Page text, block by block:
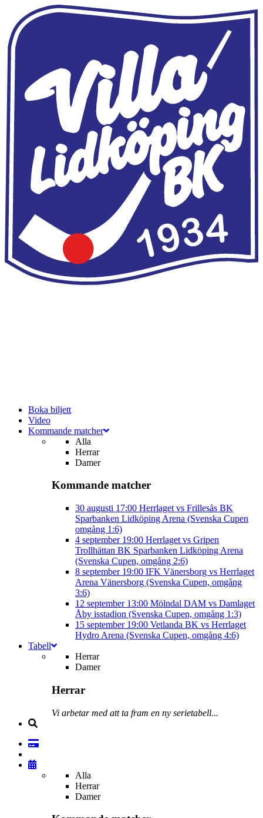
Boka biljett
Video
Kommande matcher
Alla
Herrar
Damer
Kommande matcher
30 augusti 17:00 Herrlaget vs Frillesås BK
Sparbanken Lidköping Arena (Svenska Cupen
omgång 1:6)
4 september 19:00 Herrlaget vs Gripen
Trollhättan BK Sparbanken Lidköping Arena
(Svenska Cupen, omgång 2:6)
8 september 19:00 IFK Vänersborg vs Herrlaget
Arena Vänersborg (Svenska Cupen, omgång
3:6)
12 september 13:00 Mölndal DAM vs Damlaget
Åby isstadion (Svenska Cupen, omgång 1:3)
15 september 19:00 Vetlanda BK vs Herrlaget
Hydro Arena (Svenska Cupen, omgång 4:6)
Tabell
Herrar
Damer
Herrar
Vi arbetar med att ta fram en ny serietabell...
Alla
Herrar
Damer